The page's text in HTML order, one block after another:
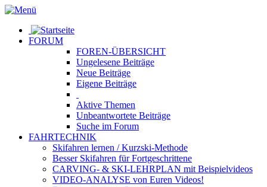
FORUM
FOREN-ÜBERSICHT
Ungelesene Beiträge
Neue Beiträge
Eigene Beiträge
Aktive Themen
Unbeantwortete Beiträge
Suche im Forum
FAHRTECHNIK
Skifahren lernen / Kurzski-Methode
Besser Skifahren für Fortgeschrittene
CARVING- & SKI-LEHRPLAN mit Beispielvideos
VIDEO-ANALYSE von Euren Videos!